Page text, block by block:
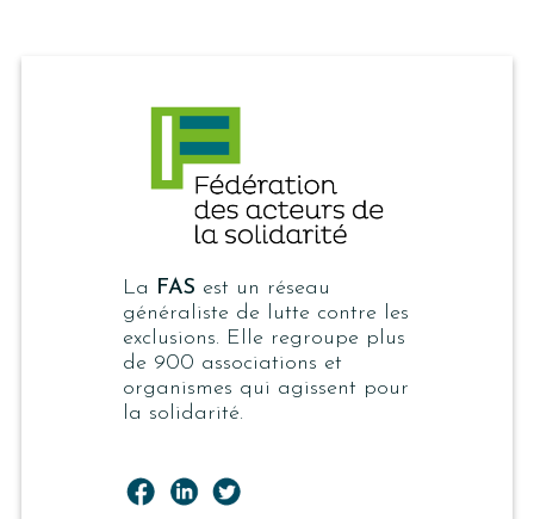
La FAS est un réseau
généraliste de lutte contre les
exclusions. Elle regroupe plus
de 900 associations et
organismes qui agissent pour
la solidarité.